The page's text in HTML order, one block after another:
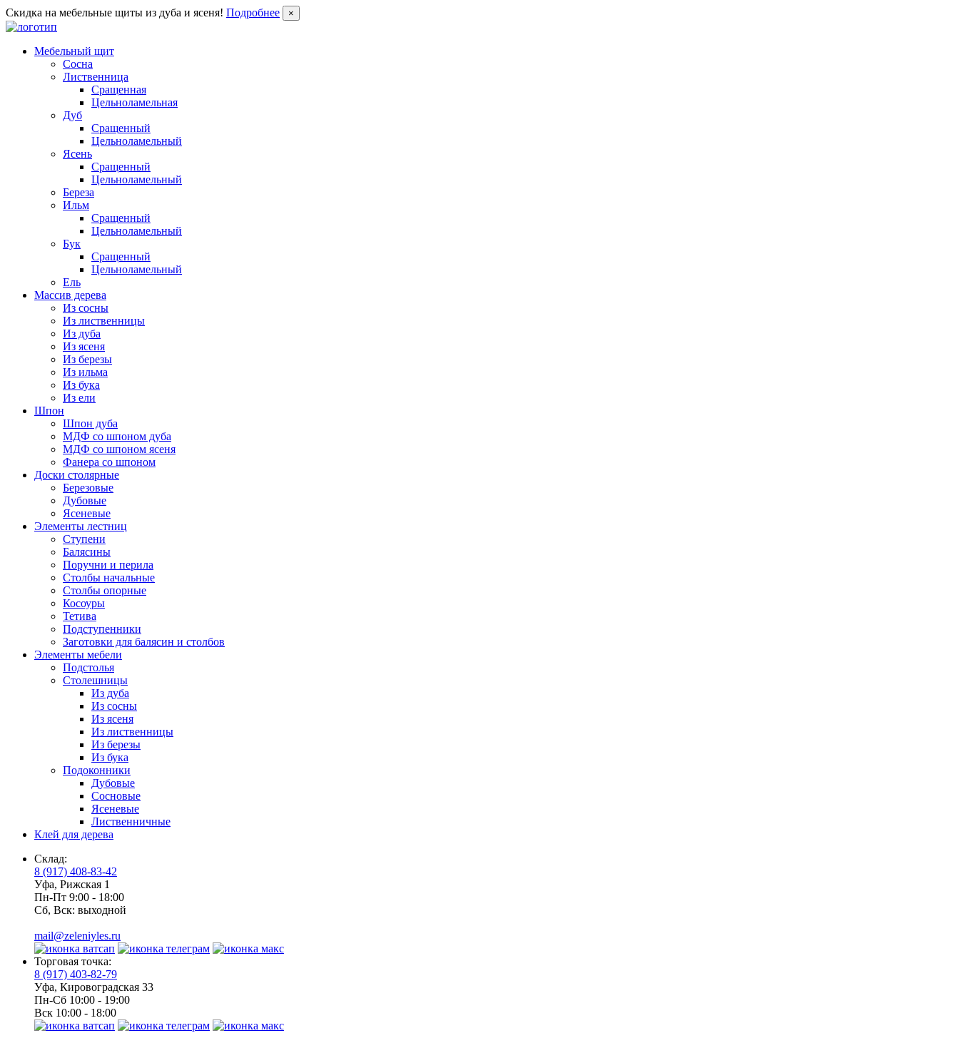
Скидка на мебельные щиты из дуба и ясеня! Подробнее ×
Мебельный щит
Сосна
Лиственница
Сращенная
Цельноламельная
Дуб
Сращенный
Цельноламельный
Ясень
Сращенный
Цельноламельный
Береза
Ильм
Сращенный
Цельноламельный
Бук
Сращенный
Цельноламельный
Ель
Массив дерева
Из сосны
Из лиственницы
Из дуба
Из ясеня
Из березы
Из ильма
Из бука
Из ели
Шпон
Шпон дуба
МДФ со шпоном дуба
МДФ со шпоном ясеня
Фанера со шпоном
Доски столярные
Березовые
Дубовые
Ясеневые
Элементы лестниц
Ступени
Балясины
Поручни и перила
Столбы начальные
Столбы опорные
Косоуры
Тетива
Подступенники
Заготовки для балясин и столбов
Элементы мебели
Подстолья
Столешницы
Из дуба
Из сосны
Из ясеня
Из лиственницы
Из березы
Из бука
Подоконники
Дубовые
Сосновые
Ясеневые
Лиственничные
Клей для дерева
Склад:
8 (917) 408-83-42
Уфа, Рижская 1
Пн-Пт 9:00 - 18:00
Сб, Вск: выходной
mail@zeleniyles.ru
Торговая точка:
8 (917) 403-82-79
Уфа, Кировоградская 33
Пн-Сб 10:00 - 19:00
Вск 10:00 - 18:00